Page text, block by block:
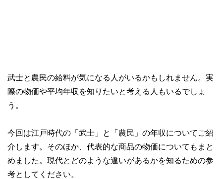
武士と農民の給料が気になる人がいるかもしれません。実
際の物価や平均年収を知りたいと考える人もいるでしょ
う。
今回は江戸時代の「武士」と「農民」の年収についてご紹
介します。そのほか、代表的な商品の物価についてもまと
めました。現代とどのような違いがあるかを知るための参
考としてください。